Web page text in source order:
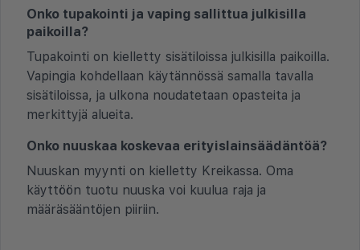
Onko tupakointi ja vaping sallittua julkisilla
paikoilla?
Tupakointi on kielletty sisätiloissa julkisilla paikoilla.
Vapingia kohdellaan käytännössä samalla tavalla
sisätiloissa, ja ulkona noudatetaan opasteita ja
merkittyjä alueita.
Onko nuuskaa koskevaa erityislainsäädäntöä?
Nuuskan myynti on kielletty Kreikassa. Oma
käyttöön tuotu nuuska voi kuulua raja ja
määräsääntöjen piiriin.